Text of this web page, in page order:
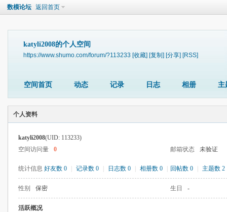
数模论坛 返回首页
katyli2008的个人空间
https://www.shumo.com/forum/?113233 [收藏] [复制] [分享] [RSS]
空间首页 动态 记录 日志 相册 主
个人资料
katyli2008(UID: 113233)
空间访问量
0 邮箱状态 未验证
统计信息 好友数 0 记录数 0 日志数 0 相册数 0 回帖数 0 主题数 2
性别 保密 生日 -
活跃概况